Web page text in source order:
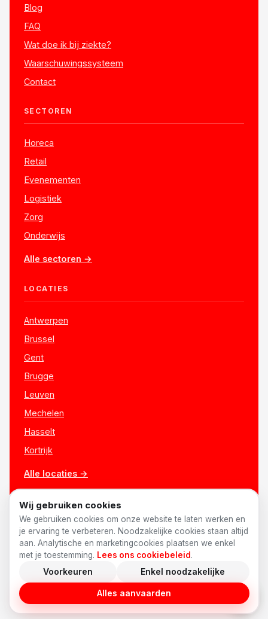
Blog
FAQ
Wat doe ik bij ziekte?
Waarschuwingssysteem
Contact
SECTOREN
Horeca
Retail
Evenementen
Logistiek
Zorg
Onderwijs
Alle sectoren →
LOCATIES
Antwerpen
Brussel
Gent
Brugge
Leuven
Mechelen
Hasselt
Kortrijk
Alle locaties →
© 2026 AnyShift Made in Belgium ♥VacaturesPrivacy
VoorwaardenCookiesCookievoorkeuren
Wij gebruiken cookies
We gebruiken cookies om onze website te laten werken en
je ervaring te verbeteren. Noodzakelijke cookies staan altijd
aan. Analytische en marketingcookies plaatsen we enkel
met je toestemming. Lees ons cookiebeleid.
Voorkeuren Enkel noodzakelijke
Alles aanvaarden